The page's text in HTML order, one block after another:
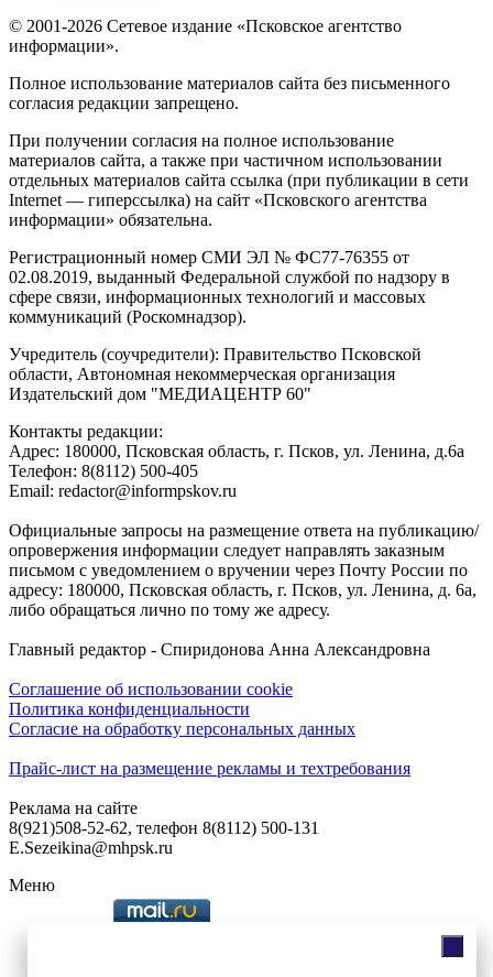
© 2001-2026 Сетевое издание «Псковское агентство
информации».
Полное использование материалов сайта без письменного
согласия редакции запрещено.
При получении согласия на полное использование
материалов сайта, а также при частичном использовании
отдельных материалов сайта ссылка (при публикации в сети
Internet — гиперссылка) на сайт «Псковского агентства
информации» обязательна.
Регистрационный номер СМИ ЭЛ № ФС77-76355 от
02.08.2019, выданный Федеральной службой по надзору в
сфере связи, информационных технологий и массовых
коммуникаций (Роскомнадзор).
Учредитель (соучредители): Правительство Псковской
области, Автономная некоммерческая организация
Издательский дом "МЕДИАЦЕНТР 60"
Контакты редакции:
Адреc: 180000, Псковская область, г. Псков, ул. Ленина, д.6а
Телефон: 8(8112) 500-405
Email: redactor@informpskov.ru
Официальные запросы на размещение ответа на публикацию/
опровержения информации следует направлять заказным
письмом с уведомлением о вручении через Почту России по
адресу: 180000, Псковская область, г. Псков, ул. Ленина, д. 6а,
либо обращаться лично по тому же адресу.
Главный редактор - Спиридонова Анна Александровна
Соглашение об использовании cookie
Политика конфиденциальности
Согласие на обработку персональных данных
Прайс-лист на размещение рекламы и техтребования
Реклама на сайте
8(921)508-52-62, телефон 8(8112) 500-131
E.Sezeikina@mhpsk.ru
Меню